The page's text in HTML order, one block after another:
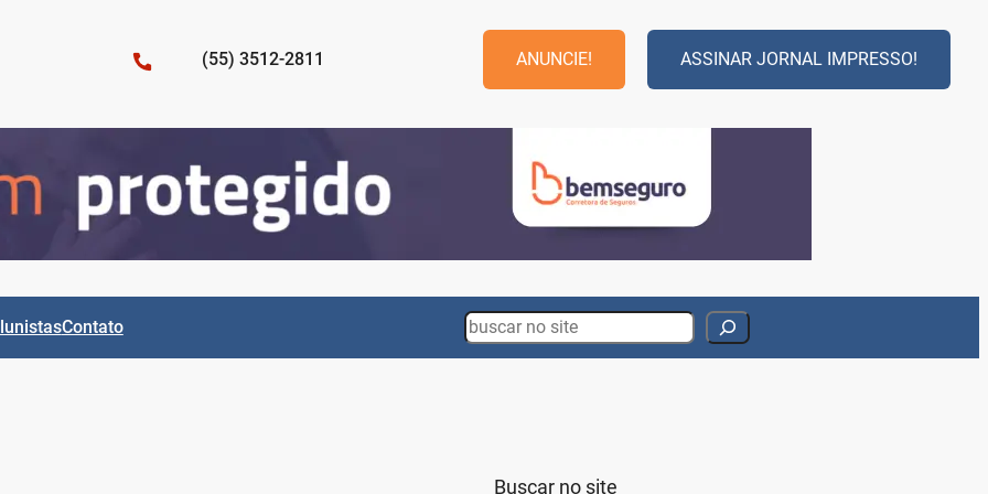
(55) 3512-2811 ANUNCIE! ASSINAR JORNAL IMPRESSO!
Contato Search
Buscar no site